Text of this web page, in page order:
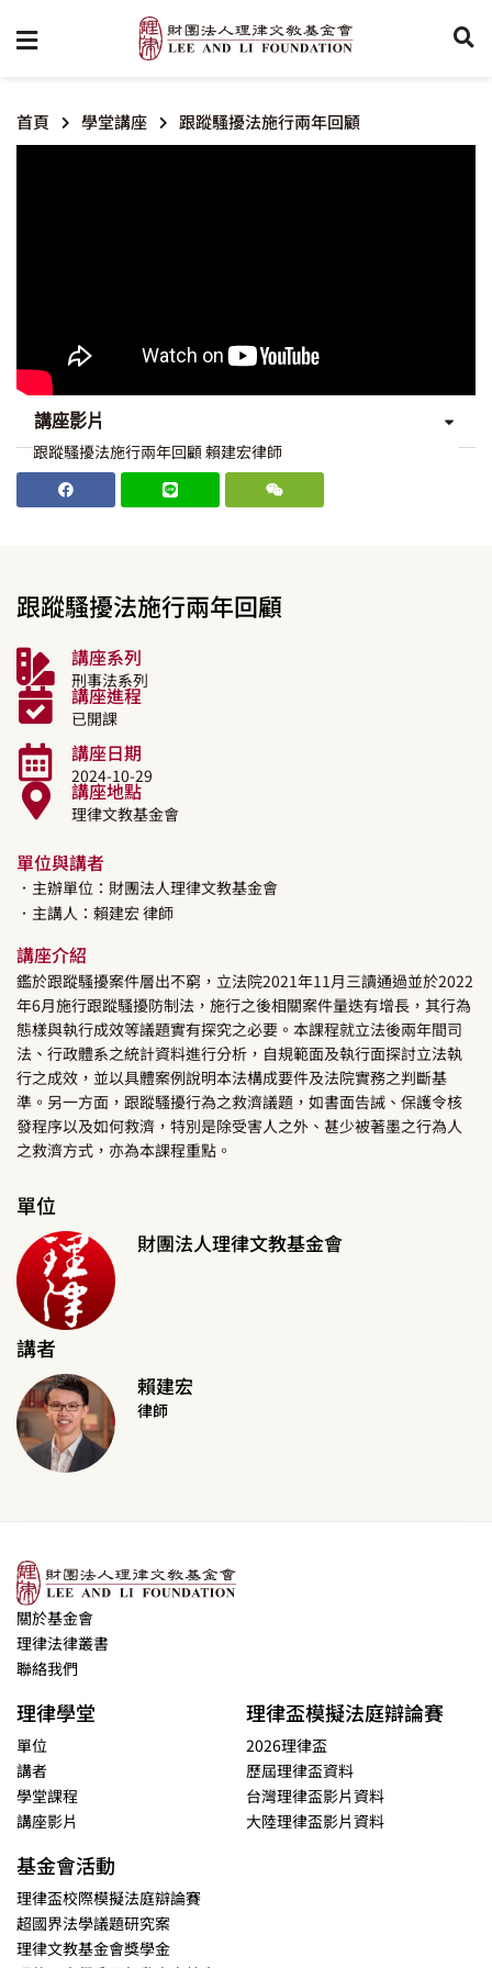
首頁 學堂講座 跟蹤騷擾法施行兩年回顧
講座影片
跟蹤騷擾法施行兩年回顧 賴建宏律師
跟蹤騷擾法施行兩年回顧
講座系列
刑事法系列
講座進程
已開課
講座日期
2024-10-29
講座地點
理律文教基金會
單位與講者
．主辦單位：財團法人理律文教基金會
．主講人： 賴建宏律師
講座介紹
鑑於跟蹤騷擾案件層出不窮，立法院2021年11月三讀通過並於2022
年6月施行跟蹤騷擾防制法，施行之後相關案件量迭有增長，其行為
態樣與執行成效等議題實有探究之必要。本課程就立法後兩年間司
法、行政體系之統計資料進行分析，自規範面及執行面探討立法執
行之成效，並以具體案例說明本法構成要件及法院實務之判斷基
準。另一方面，跟蹤騷擾行為之救濟議題，如書面告誡、保護令核
發程序以及如何救濟，特別是除受害人之外、甚少被著墨之行為人
之救濟方式，亦為本課程重點。
單位
財團法人理律文教基金會
講者
賴建宏
律師
關於基金會
理律法律叢書
聯絡我們
理律學堂
單位
講者
學堂課程
講座影片
理律盃模擬法庭辯論賽
2026理律盃
歷屆理律盃資料
台灣理律盃影片資料
大陸理律盃影片資料
基金會活動
理律盃校際模擬法庭辯論賽
超國界法學議題研究案
理律文教基金會獎學金